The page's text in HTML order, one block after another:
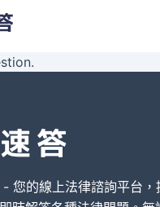
您的線上法律諮詢平台，